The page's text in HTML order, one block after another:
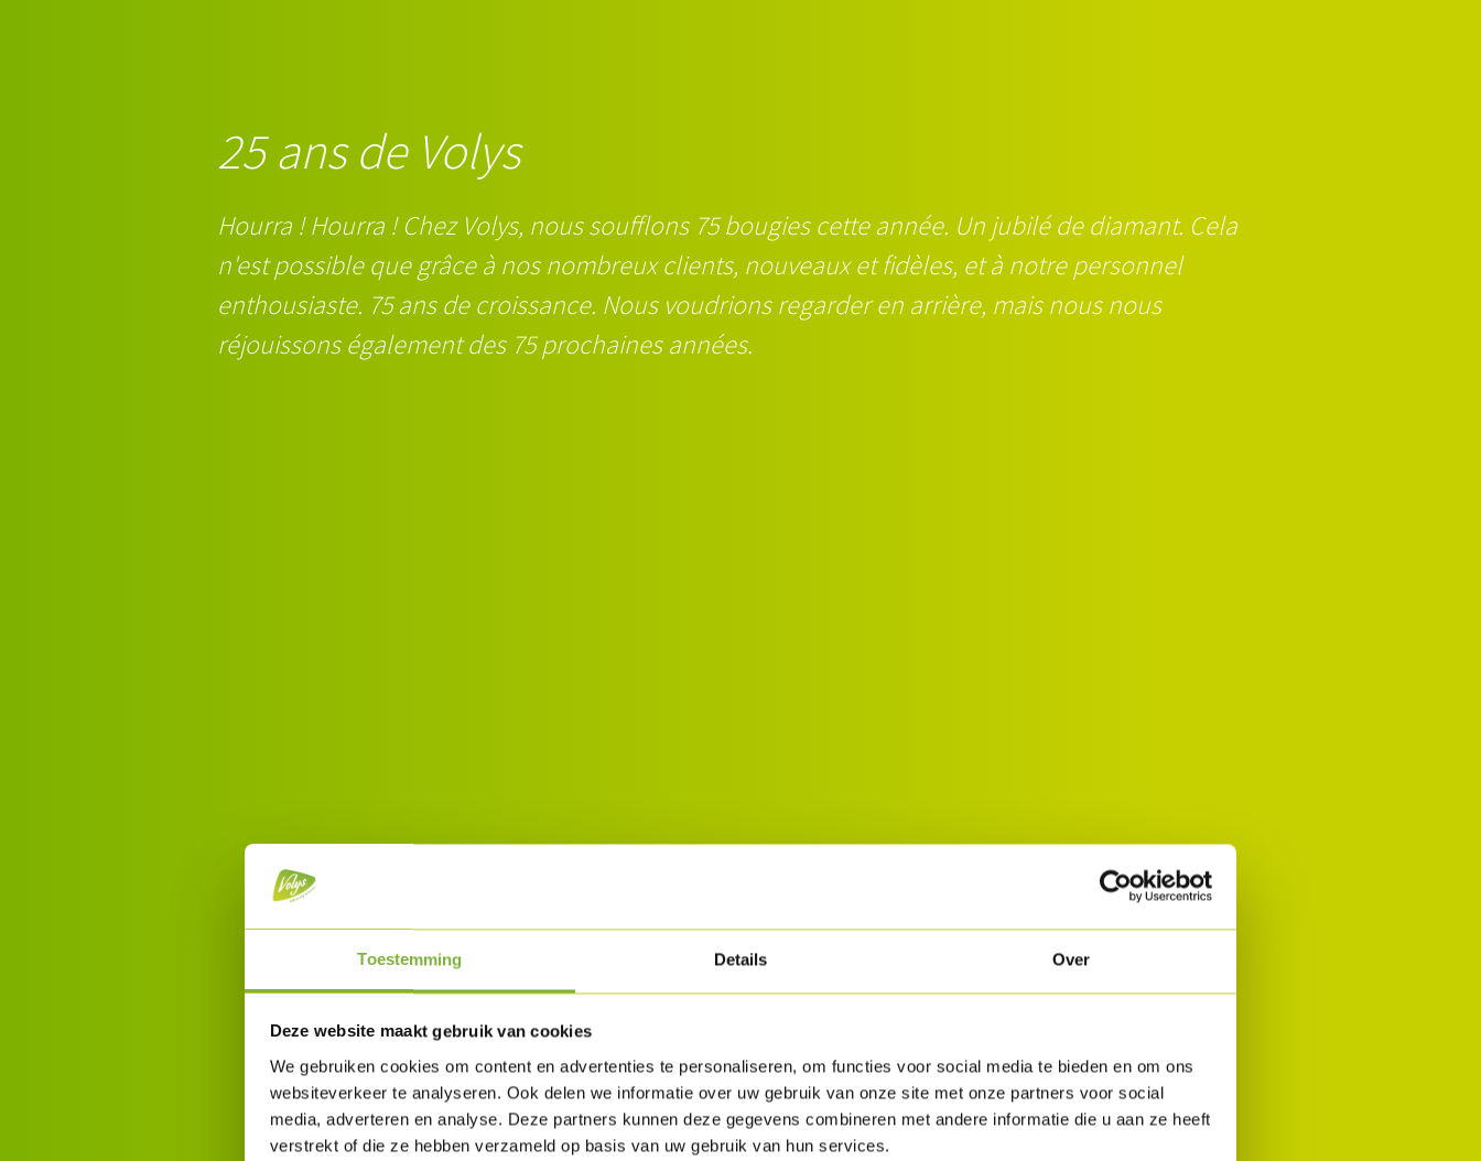
Toestemming Details Over
Deze website maakt gebruik van cookies
We gebruiken cookies om content en advertenties te personaliseren, om functies voor social media te bieden en om ons
websiteverkeer te analyseren. Ook delen we informatie over uw gebruik van onze site met onze partners voor social
media, adverteren en analyse. Deze partners kunnen deze gegevens combineren met andere informatie die u aan ze heeft
verstrekt of die ze hebben verzameld op basis van uw gebruik van hun services.
25 ans de Volys
Hourra ! Hourra ! Chez Volys, nous soufflons 75 bougies cette année. Un jubilé de diamant. Cela
n'est possible que grâce à nos nombreux clients, nouveaux et fidèles, et à notre personnel
enthousiaste. 75 ans de croissance. Nous voudrions regarder en arrière, mais nous nous
réjouissons également des 75 prochaines années.